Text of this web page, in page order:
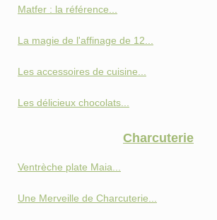
Matfer : la référence...
La magie de l'affinage de 12...
Les accessoires de cuisine...
Les délicieux chocolats...
Charcuterie
Ventrèche plate Maia...
Une Merveille de Charcuterie...